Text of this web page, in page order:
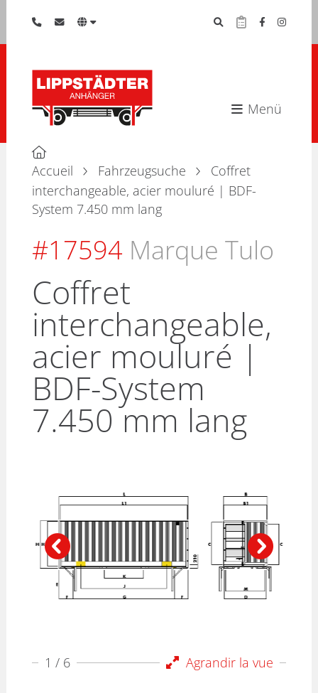
Menü
Accueil Fahrzeugsuche
Coffret
interchangeable, acier mouluré | BDF-
System 7.450 mm lang
#17594 Marque Tulo
Coffret
interchangeable,
acier mouluré |
BDF-System
7.450 mm lang
Agrandir la vue
1 / 6